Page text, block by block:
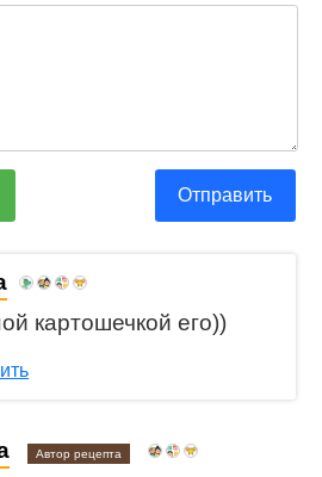
Отправить
картошечкой его))
Автор рецепта